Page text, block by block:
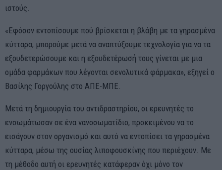
ιστούς.
«Εφόσον εντοπίσουμε πού βρίσκεται η βλάβη με τα γηρασμένα
κύτταρα, μπορούμε μετά να αναπτύξουμε τεχνολογία για να τα
εξουδετερώσουμε και η εξουδετέρωσή τους γίνεται με μια
ομάδα φαρμάκων που λέγονται σενολυτικά φάρμακα», εξηγεί ο
Βασίλης Γοργούλης στο ΑΠΕ-ΜΠΕ.
Μετά τη δημιουργία του αντιδραστηρίου, οι ερευνητές το
ενσωμάτωσαν σε ένα νανοσωματίδιο, προκειμένου να το
εισάγουν στον οργανισμό και αυτό να εντοπίσει τα γηρασμένα
κύτταρα, μέσω της ουσίας λιποφουσκίνης που περιέχουν. Με
τη μέθοδο αυτή οι ερευνητές κατάφεραν όχι μόνο τον